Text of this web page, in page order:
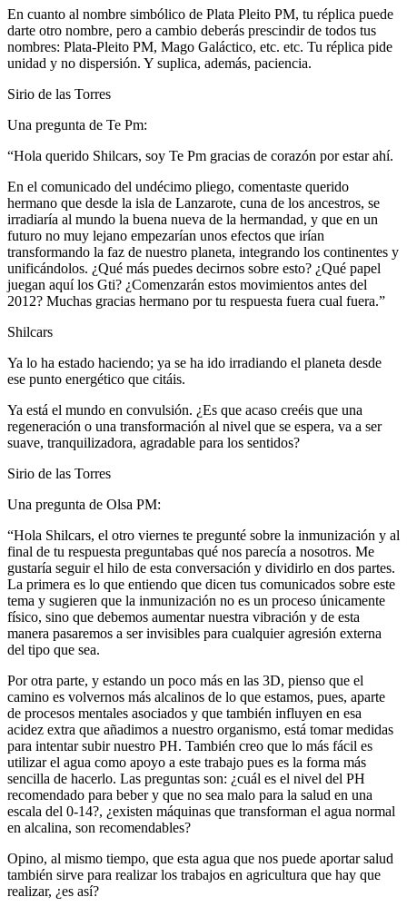
En cuanto al nombre simbólico de Plata Pleito PM, tu réplica puede
darte otro nombre, pero a cambio deberás prescindir de todos tus
nombres: Plata-Pleito PM, Mago Galáctico, etc. etc. Tu réplica pide
unidad y no dispersión. Y suplica, además, paciencia.
Sirio de las Torres
Una pregunta de Te Pm:
“Hola querido Shilcars, soy Te Pm gracias de corazón por estar ahí.
En el comunicado del undécimo pliego, comentaste querido
hermano que desde la isla de Lanzarote, cuna de los ancestros, se
irradiaría al mundo la buena nueva de la hermandad, y que en un
futuro no muy lejano empezarían unos efectos que irían
transformando la faz de nuestro planeta, integrando los continentes y
unificándolos. ¿Qué más puedes decirnos sobre esto? ¿Qué papel
juegan aquí los Gti? ¿Comenzarán estos movimientos antes del
2012? Muchas gracias hermano por tu respuesta fuera cual fuera.”
Shilcars
Ya lo ha estado haciendo; ya se ha ido irradiando el planeta desde
ese punto energético que citáis.
Ya está el mundo en convulsión. ¿Es que acaso creéis que una
regeneración o una transformación al nivel que se espera, va a ser
suave, tranquilizadora, agradable para los sentidos?
Sirio de las Torres
Una pregunta de Olsa PM:
“Hola Shilcars, el otro viernes te pregunté sobre la inmunización y al
final de tu respuesta preguntabas qué nos parecía a nosotros. Me
gustaría seguir el hilo de esta conversación y dividirlo en dos partes.
La primera es lo que entiendo que dicen tus comunicados sobre este
tema y sugieren que la inmunización no es un proceso únicamente
físico, sino que debemos aumentar nuestra vibración y de esta
manera pasaremos a ser invisibles para cualquier agresión externa
del tipo que sea.
Por otra parte, y estando un poco más en las 3D, pienso que el
camino es volvernos más alcalinos de lo que estamos, pues, aparte
de procesos mentales asociados y que también influyen en esa
acidez extra que añadimos a nuestro organismo, está tomar medidas
para intentar subir nuestro PH. También creo que lo más fácil es
utilizar el agua como apoyo a este trabajo pues es la forma más
sencilla de hacerlo. Las preguntas son: ¿cuál es el nivel del PH
recomendado para beber y que no sea malo para la salud en una
escala del 0-14?, ¿existen máquinas que transforman el agua normal
en alcalina, son recomendables?
Opino, al mismo tiempo, que esta agua que nos puede aportar salud
también sirve para realizar los trabajos en agricultura que hay que
realizar, ¿es así?